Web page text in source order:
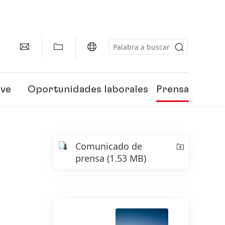
Oportunidades laborales Prensa
Comunicado de
prensa (1.53 MB)